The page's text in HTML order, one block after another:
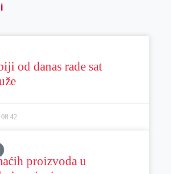
od danas rade sat
08:42
proizvoda u